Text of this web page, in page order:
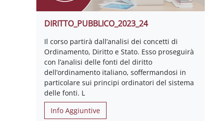
DIRITTO_PUBBLICO_2023_24
Il corso partirà dall’analisi dei concetti di
Ordinamento, Diritto e Stato. Esso proseguirà
con l’analisi delle fonti del diritto
dell’ordinamento italiano, soffermandosi in
particolare sui principi ordinatori del sistema
delle fonti. L
Info Aggiuntive